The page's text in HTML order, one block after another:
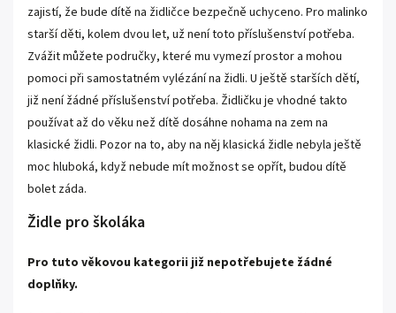
zajistí, že bude dítě na židličce bezpečně uchyceno. Pro malinko
starší děti, kolem dvou let, už není toto příslušenství potřeba.
Zvážit můžete područky, které mu vymezí prostor a mohou
pomoci při samostatném vylézání na židli. U ještě starších dětí,
již není žádné příslušenství potřeba. Židličku je vhodné takto
používat až do věku než dítě dosáhne nohama na zem na
klasické židli. Pozor na to, aby na něj klasická židle nebyla ještě
moc hluboká, když nebude mít možnost se opřít, budou dítě
bolet záda.
Židle pro školáka
Pro tuto věkovou kategorii již nepotřebujete žádné
doplňky.